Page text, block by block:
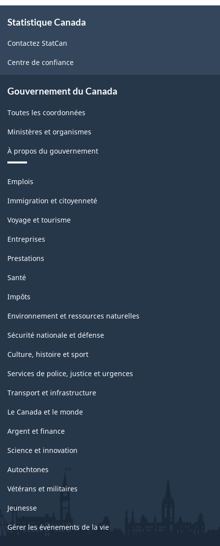
l'Amérique
du
Nord
(SCPAN)
2012
-
Structure
la
classification
propos
ce
site
Statistique Canada
Contactez StatCan
Centre de confiance
Gouvernement du Canada
Toutes les coordonnées
Ministères et organismes
À propos du gouvernement
Thèmes
sujets
Emplois
Immigration et citoyenneté
Voyage et tourisme
Entreprises
Prestations
Santé
Impôts
Environnement et ressources naturelles
Sécurité nationale et défense
Culture, histoire et sport
Services de police, justice et urgences
Transport et infrastructure
Le Canada et le monde
Argent et finance
Science et innovation
Autochtones
Vétérans et militaires
Jeunesse
Gérer les événements de la vie